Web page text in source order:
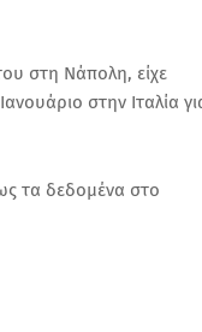
στη Νάπολη, είχε
στην Ιταλία
τα δεδομένα στο